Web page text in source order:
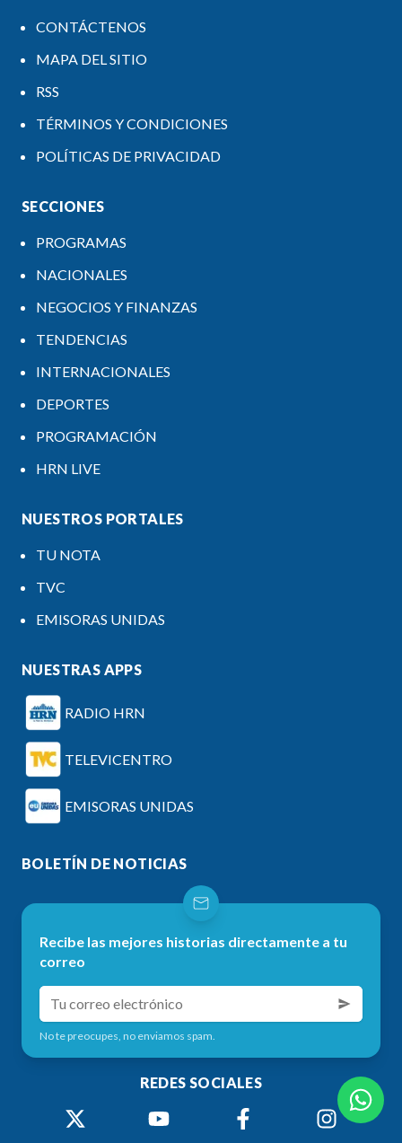
CONTÁCTENOS
MAPA DEL SITIO
RSS
TÉRMINOS Y CONDICIONES
POLÍTICAS DE PRIVACIDAD
SECCIONES
PROGRAMAS
NACIONALES
NEGOCIOS Y FINANZAS
TENDENCIAS
INTERNACIONALES
DEPORTES
PROGRAMACIÓN
HRN LIVE
NUESTROS PORTALES
TU NOTA
TVC
EMISORAS UNIDAS
NUESTRAS APPS
RADIO HRN
TELEVICENTRO
EMISORAS UNIDAS
BOLETÍN DE NOTICIAS
Recibe las mejores historias directamente a tu
correo
No te preocupes, no enviamos spam.
REDES SOCIALES